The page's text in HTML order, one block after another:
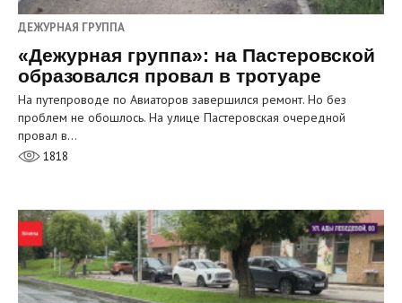
ДЕЖУРНАЯ ГРУППА
«Дежурная группа»: на Пастеровской
образовался провал в тротуаре
На путепроводе по Авиаторов завершился ремонт. Но без
проблем не обошлось. На улице Пастеровская очередной
провал в…
1818